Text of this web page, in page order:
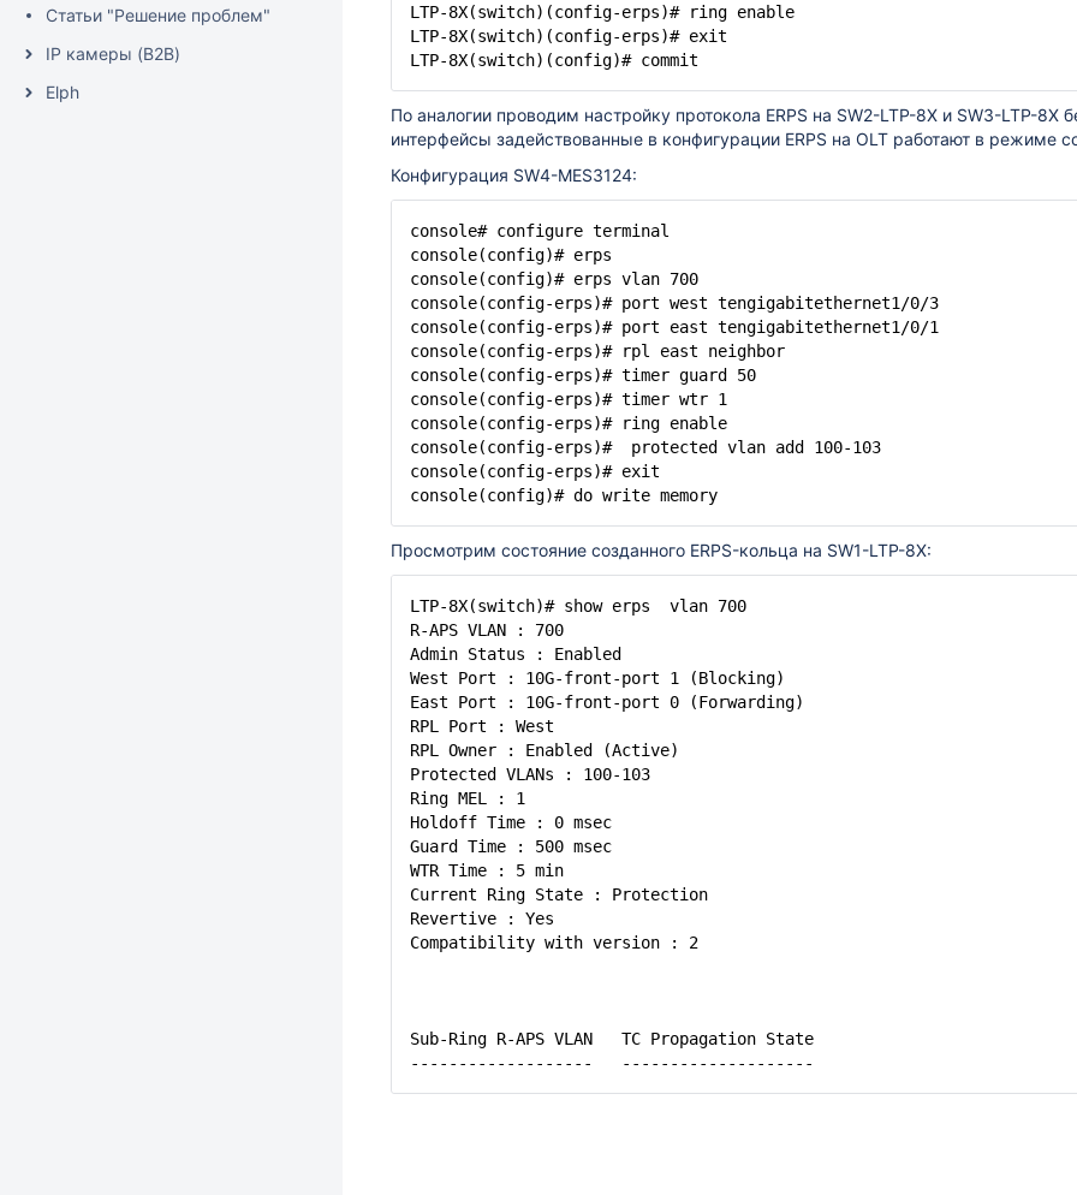
Статьи "Решение проблем"
IP камеры (B2B)
Elph
LTP-8X(switch)(config-erps)# ring enable
LTP-8X(switch)(config-erps)# exit
LTP-8X(switch)(config)# commit
По аналогии проводим настройку протокола ERPS на SW2-LTP-8X и SW3-LTP-8X
интерфейсы задействованные в конфигурации ERPS на OLT работают в режиме
Конфигурация SW4-MES3124:
console# configure terminal
console(config)# erps
console(config)# erps vlan 700
console(config-erps)# port west tengigabitethernet1/0/3
console(config-erps)# port east tengigabitethernet1/0/1
console(config-erps)# rpl east neighbor
console(config-erps)# timer guard 50
console(config-erps)# timer wtr 1
console(config-erps)# ring enable
console(config-erps)# protected vlan add 100-103
console(config-erps)# exit
console(config)# do write memory
Просмотрим состояние созданного ERPS-кольца на SW1-LTP-8X:
LTP-8X(switch)# show erps vlan 700
R-APS VLAN : 700
Admin Status : Enabled
West Port : 10G-front-port 1 (Blocking)
East Port : 10G-front-port 0 (Forwarding)
RPL Port : West
RPL Owner : Enabled (Active)
Protected VLANs : 100-103
Ring MEL : 1
Holdoff Time : 0 msec
Guard Time : 500 msec
WTR Time : 5 min
Current Ring State : Protection
Revertive : Yes
Compatibility with version : 2
Sub-Ring R-APS VLAN TC Propagation State
------------------- --------------------